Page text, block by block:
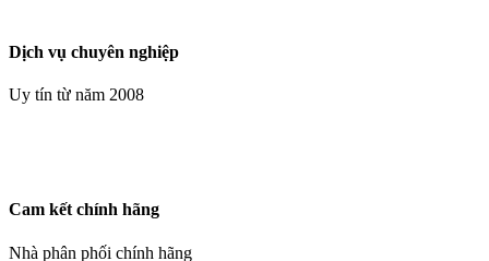
Dịch vụ chuyên nghiệp
Uy tín từ năm 2008
Cam kết chính hãng
Nhà phân phối chính hãng